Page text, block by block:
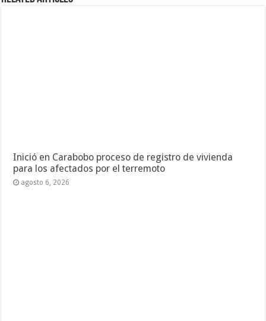
Inició en Carabobo proceso de registro de vivienda
para los afectados por el terremoto
agosto 6, 2026